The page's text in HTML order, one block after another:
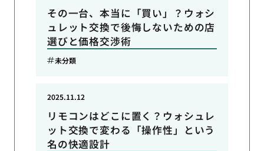
その一台、本当に「買い」？ウォシ
ュレット交換で後悔しないための店
選びと価格交渉術
未分類
リモコンはどこに置く？ウォシュレ
ット交換で変わる「操作性」という
名の快適設計
2025.11.12